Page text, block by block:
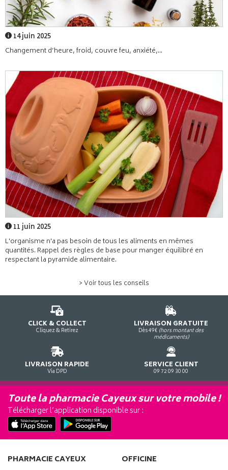
14 juin 2025
Changement d’heure, froid, couvre feu, anxiété,...
11 juin 2025
L'organisme n'a pas besoin de tous les aliments en mêmes
quantités. Rappel des règles de base pour manger équilibré en
respectant la pyramide alimentaire.
> Voir tous les conseils
CLICK & COLLECT
Cliquez & Retirez
LIVRAISON GRATUITE
Dès 49€ (hors montant des
médicaments)
LIVRAISON RAPIDE
Via DPD
SERVICE CLIENT
09 72 09 30 00
Toute la pharmacie Cayeux sur votre mobile !
Télécharger l’application disponible sur :
PHARMACIE CAYEUX OFFICINE